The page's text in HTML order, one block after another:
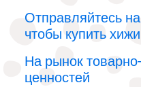
Отправляйтесь
чтобы купить
На рынок
ценностей